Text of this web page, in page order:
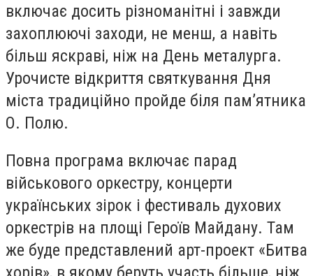
включає досить різноманітні і завжди
захоплюючі заходи, не менш, а навіть
більш яскраві, ніж на День металурга.
Урочисте відкриття святкування Дня
міста традиційно пройде біля пам’ятника
О. Полю.
Повна програма включає парад
військового оркестру, концерти
українських зірок і фестиваль духових
оркестрів на площі Героїв Майдану. Там
же буде представлений арт-проект «Битва